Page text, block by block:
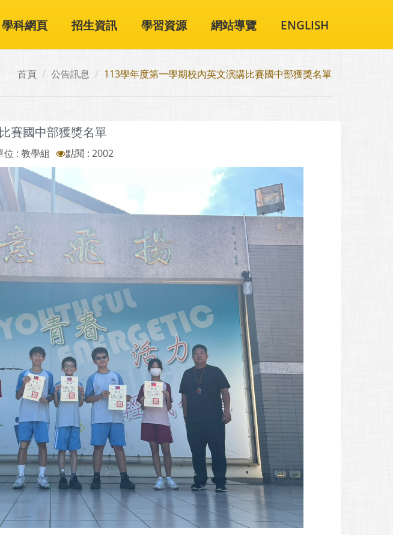
學科網頁 招生資訊 學習資源 網站導覽 ENGLISH
首頁 公告訊息 113學年度第一學期校內英文演講比賽國中部獲獎名單
賽國中部獲獎名單
位 : 教學組 點閱 : 2002